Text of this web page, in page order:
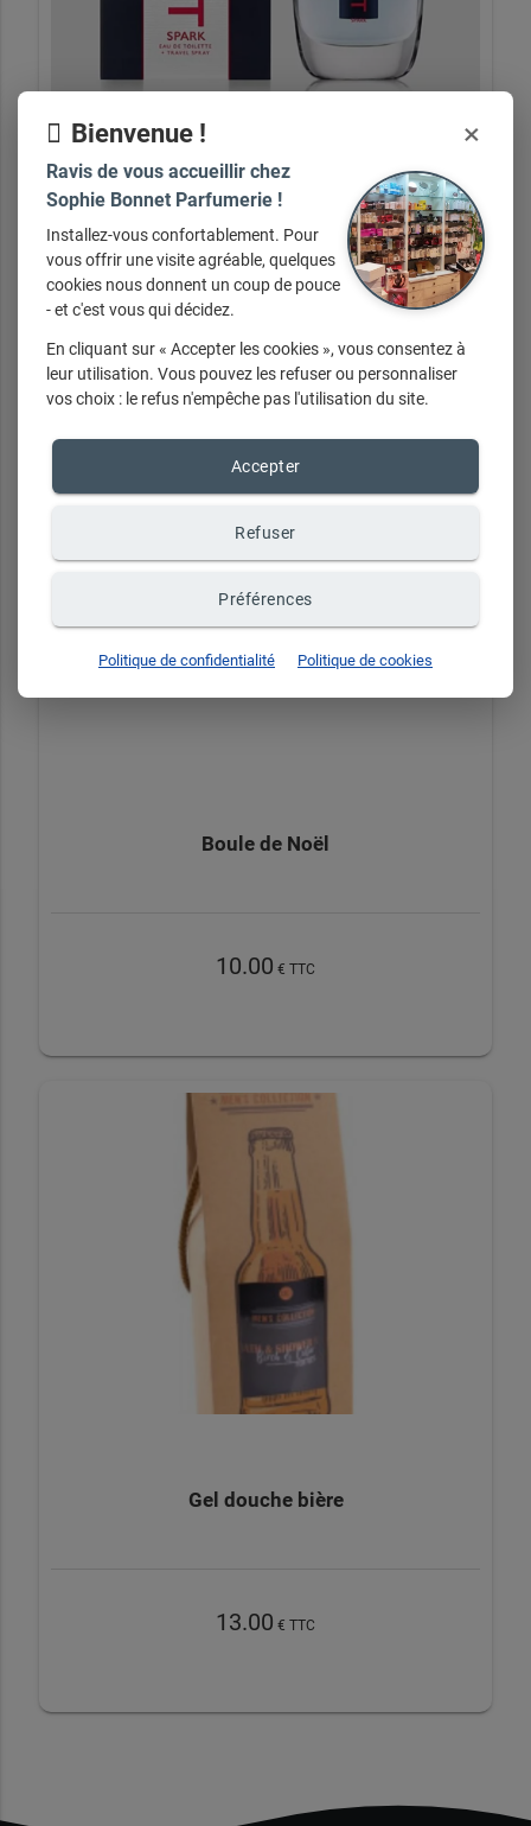
Tommy Hilfiiger Spark
+ d'infos sur demande
Boule de Noël
10.00 € TTC
Gel douche bière
13.00 € TTC
Bienvenue ! ×
Ravis de vous accueillir chez
Sophie Bonnet Parfumerie !
Installez-vous confortablement. Pour
vous offrir une visite agréable, quelques
cookies nous donnent un coup de pouce
- et c'est vous qui décidez.
En cliquant sur « Accepter les cookies », vous consentez à
leur utilisation. Vous pouvez les refuser ou personnaliser
vos choix : le refus n'empêche pas l'utilisation du site.
Accepter
Refuser
Préférences
Politique de confidentialité Politique de cookies